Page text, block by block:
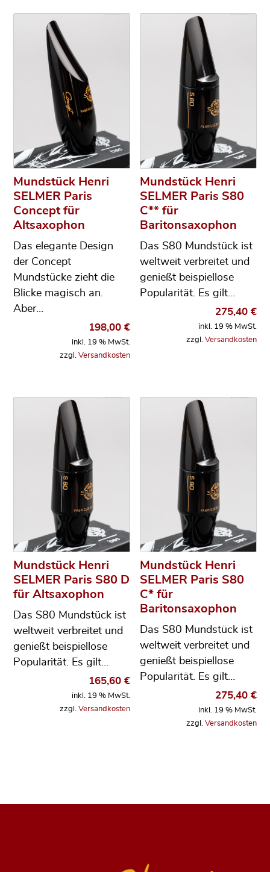
Mundstück Henri
SELMER Paris
Concept für
Altsaxophon
Das elegante Design
der Concept
Mundstücke zieht die
Blicke magisch an.
Aber…
198,00 €
inkl. 19 % MwSt.
zzgl. Versandkosten
Mundstück Henri
SELMER Paris S80
C** für
Baritonsaxophon
Das S80 Mundstück ist
weltweit verbreitet und
genießt beispiellose
Popularität. Es gilt…
275,40 €
inkl. 19 % MwSt.
zzgl. Versandkosten
Mundstück Henri
SELMER Paris S80 D
für Altsaxophon
Das S80 Mundstück ist
weltweit verbreitet und
genießt beispiellose
Popularität. Es gilt…
165,60 €
inkl. 19 % MwSt.
zzgl. Versandkosten
Mundstück Henri
SELMER Paris S80
C* für
Baritonsaxophon
Das S80 Mundstück ist
weltweit verbreitet und
genießt beispiellose
Popularität. Es gilt…
275,40 €
inkl. 19 % MwSt.
zzgl. Versandkosten